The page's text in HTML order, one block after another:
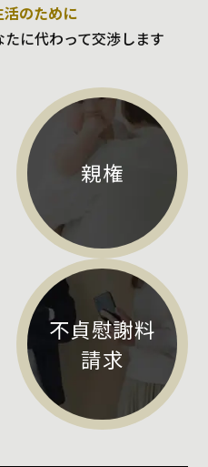
のために
たに代わって交渉します
親権
不貞慰謝料
請求